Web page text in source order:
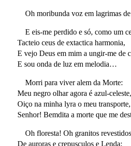
Oh moribunda voz em lagrimas
E eis-me perdido e só, como um
Tacteio ceus de extactica harmonia,
E vejo Deus em mim a ungir-me de
E sou onda de luz em melodia…
Morri para viver alem da Morte:
Meu negro olhar agora é azul-celeste,
Oiço na minha lyra o meu transporte,
Senhor! Bemdita a morte que me
Oh floresta! Oh granitos revestidos
De auroras e crepusculos e Lenda: